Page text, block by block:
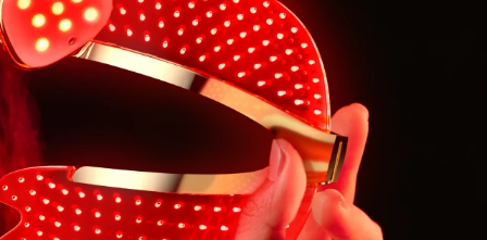
Profil użytkownika
Moje urządzenia
Moje zamówienia
Moje adresy
Moje subskrypcje